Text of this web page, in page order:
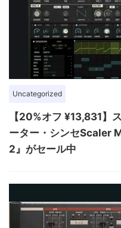
Uncategorized
【20%オフ ¥13,831】
ーター・シンセScaler
2』がセール中